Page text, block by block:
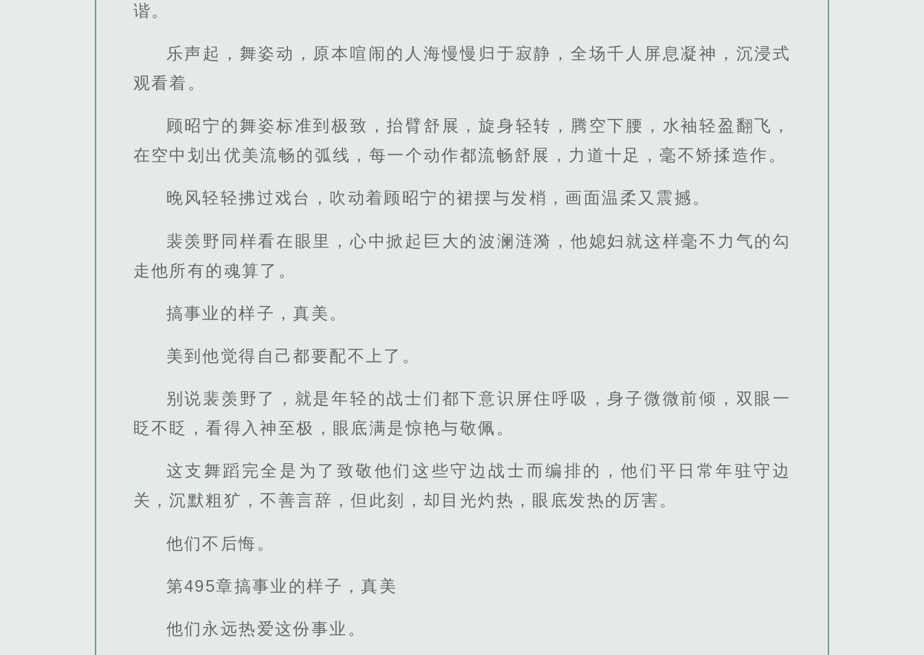
谐。
乐声起，舞姿动，原本喧闹的人海慢慢归于寂静，全场千人屏息凝神，沉浸式
观看着。
顾昭宁的舞姿标准到极致，抬臂舒展，旋身轻转，腾空下腰，水袖轻盈翻飞，
在空中划出优美流畅的弧线，每一个动作都流畅舒展，力道十足，毫不矫揉造作。
晚风轻轻拂过戏台，吹动着顾昭宁的裙摆与发梢，画面温柔又震撼。
裴羡野同样看在眼里，心中掀起巨大的波澜涟漪，他媳妇就这样毫不力气的勾
走他所有的魂算了。
搞事业的样子，真美。
美到他觉得自己都要配不上了。
别说裴羡野了，就是年轻的战士们都下意识屏住呼吸，身子微微前倾，双眼一
眨不眨，看得入神至极，眼底满是惊艳与敬佩。
这支舞蹈完全是为了致敬他们这些守边战士而编排的，他们平日常年驻守边
关，沉默粗犷，不善言辞，但此刻，却目光灼热，眼底发热的厉害。
他们不后悔。
第495章搞事业的样子，真美
他们永远热爱这份事业。